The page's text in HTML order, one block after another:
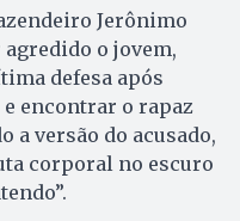
Jerônimo
o jovem,
defesa após
encontrar o rapaz
a versão do acusado,
corporal no escuro